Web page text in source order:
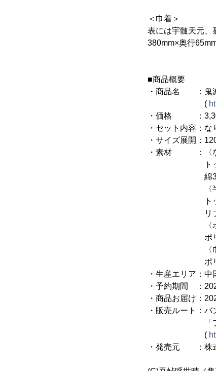
＜巾着＞
表には宇髄天元、
380mm×奥行
■商品概要
・商品名 ：鬼滅
(
・価格 ：3,300
・セット内容：
・サイズ展開：
・素材 ：〈な
トップス…ポ
綿33％・
〈半袖T
トップス…ポ
リブ…ポリエ
〈ボト
ポリエス
〈巾着
ポリエス
・生産エリア：中
・予約期間 ：
・商品お届け：
・販売ルート：
「プレミア
(
・発売元 ：株